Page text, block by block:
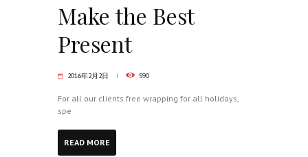
Make the Best
Present
2016年2月2日 590
For all our clients free wrapping for all holidays,
spe
READ MORE